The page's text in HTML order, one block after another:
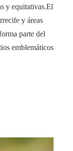
y equitativas.El
y áreas
parte del
emblemáticos